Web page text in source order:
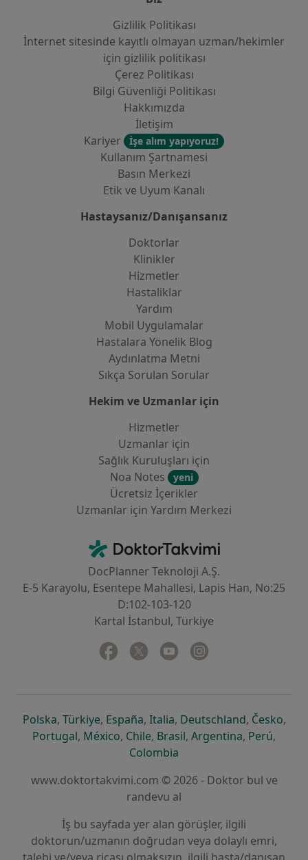
Gizlilik Politikası
İnternet sitesinde kayıtlı olmayan uzman/hekimler
i̇çin gizlilik politikası
Çerez Politikası
Bilgi Güvenliği Politikası
Hakkımızda
İletişim
Kariyer
İşe alım yapıyoruz!
Kullanım Şartnamesi
Basın Merkezi
Etik ve Uyum Kanalı
Hastaysanız/Danışansanız
Doktorlar
Klinikler
Hizmetler
Hastaliklar
Yardım
Mobil Uygulamalar
Hastalara Yönelik Blog
Aydınlatma Metni
Sıkça Sorulan Sorular
Hekim ve Uzmanlar için
Hizmetler
Uzmanlar için
Sağlık Kuruluşları için
Noa Notes
yeni
Ücretsiz İçerikler
Uzmanlar için Yardım Merkezi
DoktorTakvimi - Ana Sayfa
DocPlanner Teknoloji A.Ş.
E-5 Karayolu, Esentepe Mahallesi, Lapis Han, No:25
D:102-103-120
Kartal İstanbul, Türkiye
Facebook
yeni bir sekmede açılır
Twitter
yeni bir sekmede açılır
Youtube
yeni bir sekmede açılır
Polskayeni bir sekmede açılır
, Türkiyeyeni bir sekmede açılır
, Españayeni bir sekmede açılır
, Italiayeni bir sekmede açılır
, Deutschlandyeni bir
, Českoyeni
,
Portugalyeni bir sekmede açılır
, Méxicoyeni bir sekmede açılır
, Chileyeni bir sekmede açılır
, Brasilyeni bir sekmede açılır
, Argentinayeni bir
, Perúyeni
,
Colombia
www.doktortakvimi.com © 2026 - Doktor bul ve
randevu al
İş bu sayfada yer alan görüşler, ilgili
doktorun/uzmanın doğrudan veya dolaylı emri,